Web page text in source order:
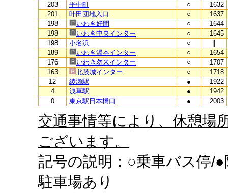
203
平中町 ○
1632
201
叶田団地入口 ○
1637
198
いわき好間 ○
1644
198
いわき中央インター ○
1645
198
小名浜 ○
189
いわき湯本インター ○
1654
176
いわき勿来インター ○
1707
163
北茨城インター ○
1718
12
綾瀬駅 ●
1922
4
浅草駅 ●
1942
0
東京駅日本橋口 ● 2003
交通事情等により、休憩場
ございます。
記号の説明：○乗車バス停/
駐車場あり